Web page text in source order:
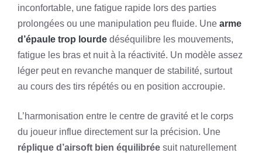
inconfortable, une fatigue rapide lors des parties
prolongées ou une manipulation peu fluide. Une arme
d’épaule trop lourde déséquilibre les mouvements,
fatigue les bras et nuit à la réactivité. Un modèle assez
léger peut en revanche manquer de stabilité, surtout
au cours des tirs répétés ou en position accroupie.
L’harmonisation entre le centre de gravité et le corps
du joueur influe directement sur la précision. Une
réplique d’airsoft bien équilibrée suit naturellement